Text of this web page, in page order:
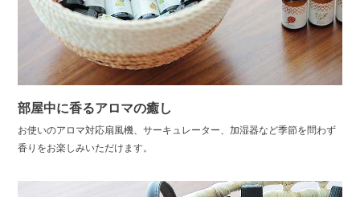
部屋中に香るアロマの癒し
お使いのアロマ対応扇風機、サーキュレーター、加湿器など季節を問わず
香りをお楽しみいただけます。